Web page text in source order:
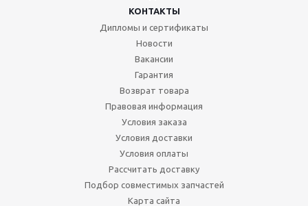
КОНТАКТЫ
Дипломы и сертификаты
Новости
Вакансии
Гарантия
Возврат товара
Правовая информация
Условия заказа
Условия доставки
Условия оплаты
Рассчитать доставку
Подбор совместимых запчастей
Карта сайта